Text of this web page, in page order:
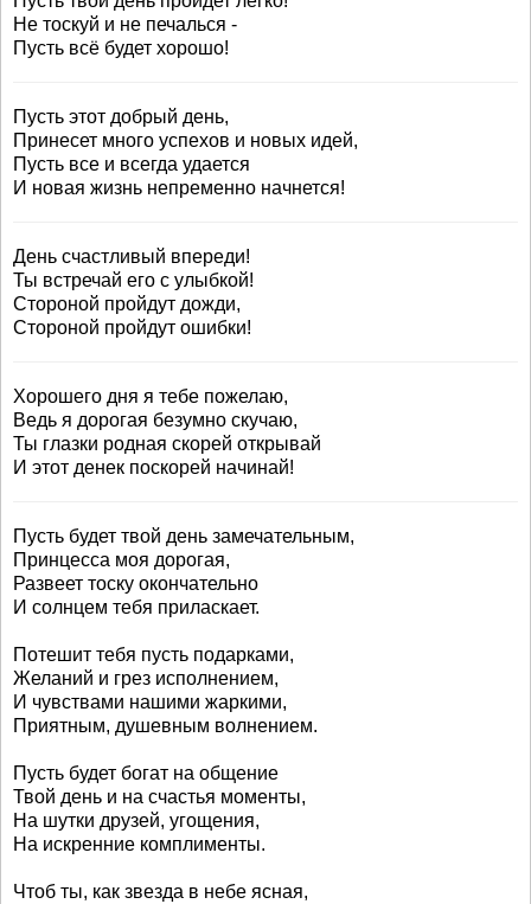
Не тоскуй и не печалься -
Пусть всё будет хорошо!
Пусть этот добрый день,
Принесет много успехов и новых идей,
Пусть все и всегда удается
И новая жизнь непременно начнется!
День счастливый впереди!
Ты встречай его с улыбкой!
Стороной пройдут дожди,
Стороной пройдут ошибки!
Хорошего дня я тебе пожелаю,
Ведь я дорогая безумно скучаю,
Ты глазки родная скорей открывай
И этот денек поскорей начинай!
Пусть будет твой день замечательным,
Принцесса моя дорогая,
Развеет тоску окончательно
И солнцем тебя приласкает.
Потешит тебя пусть подарками,
Желаний и грез исполнением,
И чувствами нашими жаркими,
Приятным, душевным волнением.
Пусть будет богат на общение
Твой день и на счастья моменты,
На шутки друзей, угощения,
На искренние комплименты.
Чтоб ты, как звезда в небе ясная,